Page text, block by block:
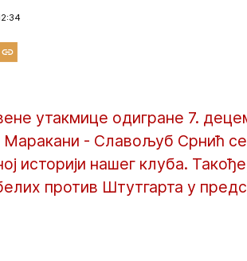
утакмице одигране 7.
- Славољуб Срнић се
историји нашег клуба.
против Штутгарта у